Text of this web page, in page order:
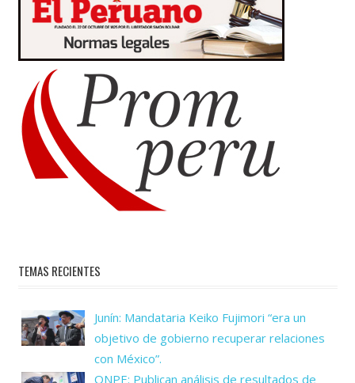
TEMAS RECIENTES
Junín: Mandataria Keiko Fujimori “era un
objetivo de gobierno recuperar relaciones
con México”.
ONPE: Publican análisis de resultados de